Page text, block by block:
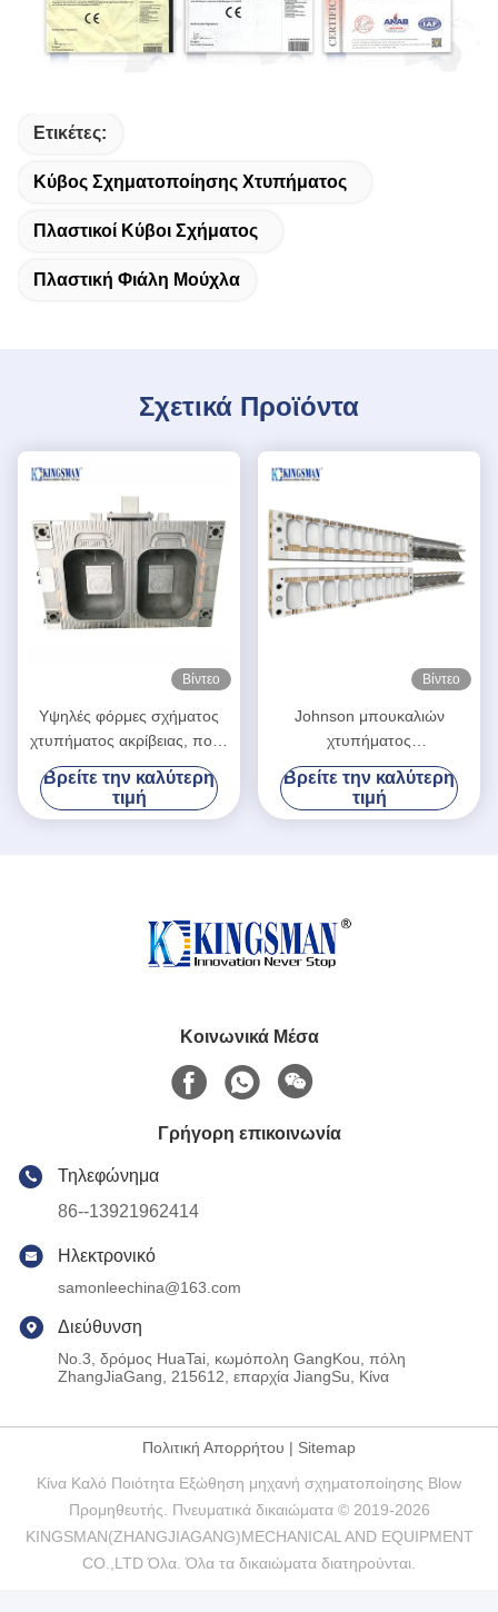
Ετικέτες:
Κύβος Σχηματοποίησης Χτυπήματος
Πλαστικοί Κύβοι Σχήματος
Πλαστική Φιάλη Μούχλα
Σχετικά Προϊόντα
Βίντεο
Υψηλές φόρμες σχήματος
χτυπήματος ακρίβειας, πολυ
υψηλή αξιοπιστία φορμών
κοιλοτήτων
Βρείτε την καλύτερη
τιμή
Βίντεο
Johnson μπουκαλιών
χτυπήματος
σχηματοποίησης κύβων
υψηλή διάρκεια σχεδίου
αργιλίου προηγμένη υλικό
Βρείτε την καλύτερη
τιμή
Κοινωνικά Μέσα
Γρήγορη επικοινωνία
Τηλεφώνημα
86--13921962414
Ηλεκτρονικό
samonleechina@163.com
Διεύθυνση
No.3, δρόμος HuaTai, κωμόπολη GangKou, πόλη
ZhangJiaGang, 215612, επαρχία JiangSu, Κίνα
Πολιτική Απορρήτου | Sitemap
Κίνα Καλό Ποιότητα Εξώθηση μηχανή σχηματοποίησης Blow
Προμηθευτής. Πνευματικά δικαιώματα © 2019-2026
KINGSMAN(ZHANGJIAGANG)MECHANICAL AND EQUIPMENT
CO.,LTD Όλα. Όλα τα δικαιώματα διατηρούνται.